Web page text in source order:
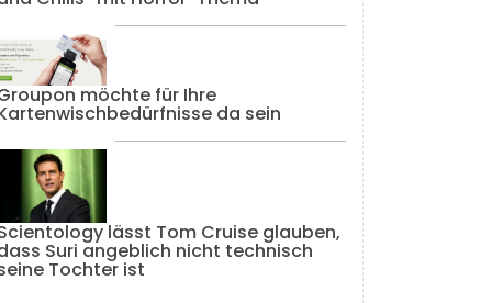
möchte für Ihre
da sein
lässt Tom Cruise glauben,
Suri angeblich nicht technisch
Tochter ist